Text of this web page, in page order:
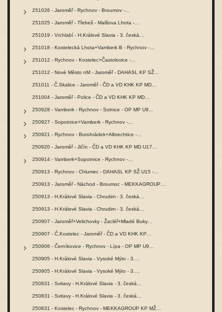
251026 - Jaroměř - Rychnov - Broumov -…
251025 - Jaroměř - Třebeš - Malšova Lhota -…
251019 - Vrchlabí - H.Králové Slavia - 3. česká…
251018 - Kostelecká Lhota+Vamberk B - Rychnov -…
251012 - Rychnov - Kostelec+Častolovice -…
251012 - Nové Město nM - Jaroměř - DAHASL KP SŽ…
251011 - Č.Skalice - Jaroměř - ČD a VD KHK KP MD…
251004 - Jaroměř - Police - ČD a VD KHK KP MD…
250928 - Vamberk - Rychnov - Solnice - OP MP U9…
250927 - Sopotnice+Vamberk - Rychnov -…
250921 - Rychnov - Borohrádek+Albrechtice -…
250920 - Jaroměř - Jičín - ČD a VD KHK KP MD U17…
250914 - Vamberk+Sopotnice - Rychnov -…
250913 - Rychnov - Chlumec - DAHASL KP SŽ U15 -…
250913 - Jaroměř - Náchod - Broumoc - MEKKAGROUP…
250913 - H.Králové Slavia - Chrudim - 3. česká…
250913 - H.Králové Slavia - Chrudim - 3. česká…
250907 - Jaroměř+Velichovky - Žacléř+Mladé Buky…
250907 - Č.Kostelec - Jaroměř - ČD a VD KHK KP…
250906 - Černíkovice - Rychnov - Lípa - OP MP U9…
250905 - H.Králové Slavia - Vysoké Mýto - 3.…
250905 - H.Králové Slavia - Vysoké Mýto - 3.…
250831 - Svitavy - H.Králové Slavia - 3. česká…
250831 - Svitavy - H.Králové Slavia - 3. česká…
250831 - Kostelec - Rychnov - MEKKAGROUP KP MŽ…